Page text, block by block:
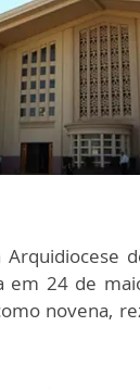
em 24 de
novena,